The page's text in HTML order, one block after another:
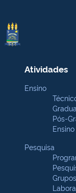
Atividades
Ensino
Pós-
Pesquisa